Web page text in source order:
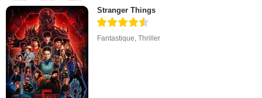
Stranger Things
Fantastique,Thriller